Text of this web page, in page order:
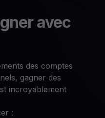
avec
des comptes
gagner des
incroyablement
: